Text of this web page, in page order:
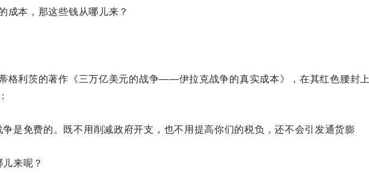
成本，那这些钱从哪儿来？
格利茨的著作《三万亿美元的战争——伊拉克战争的真实成本》，在其红色腰封上
是免费的。既不用削减政府开支，也不用提高你们的税负，还不会引发通货膨
来呢？